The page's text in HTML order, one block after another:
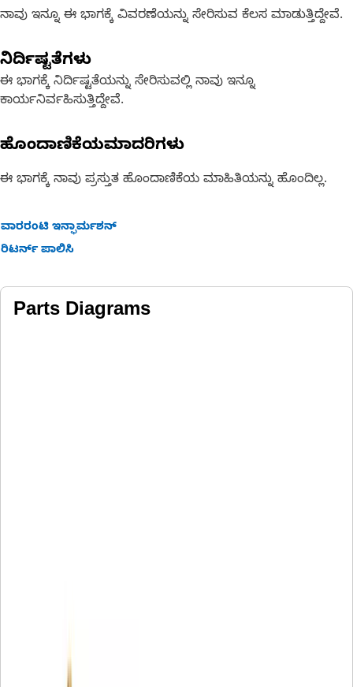
ನಾವು ಇನ್ನೂ ಈ ಭಾಗಕ್ಕೆ ವಿವರಣೆಯನ್ನು ಸೇರಿಸುವ ಕೆಲಸ ಮಾಡುತ್ತಿದ್ದೇವೆ.
ನಿರ್ದಿಷ್ಟತೆಗಳು
ಈ ಭಾಗಕ್ಕೆ ನಿರ್ದಿಷ್ಟತೆಯನ್ನು ಸೇರಿಸುವಲ್ಲಿ ನಾವು ಇನ್ನೂ
ಕಾರ್ಯನಿರ್ವಹಿಸುತ್ತಿದ್ದೇವೆ.
ಹೊಂದಾಣಿಕೆಯಮಾದರಿಗಳು
ಈ ಭಾಗಕ್ಕೆ ನಾವು ಪ್ರಸ್ತುತ ಹೊಂದಾಣಿಕೆಯ ಮಾಹಿತಿಯನ್ನು ಹೊಂದಿಲ್ಲ.
ವಾರರಂಟಿ ಇನ್ಫಾರ್ಮಶನ್
ರಿಟರ್ನ್ ಪಾಲಿಸಿ
Parts Diagrams